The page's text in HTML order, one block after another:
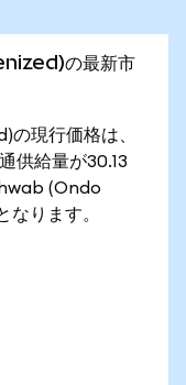
の最新市
現行価格は、
供給量が30.13
(Ondo
なります。